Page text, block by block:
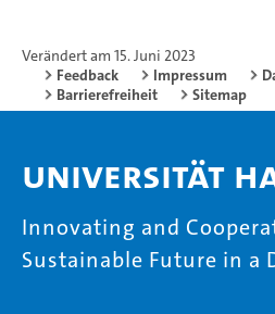
Verändert am 15. Juni 2023
Feedback
Impressum
Barrierefreiheit
Sitemap
Universität
Innovating and
Sustainable Future in a